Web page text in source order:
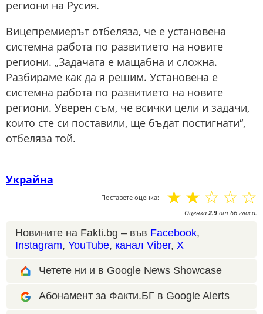
региони на Русия.
Вицепремиерът отбеляза, че е установена
системна работа по развитието на новите
региони. „Задачата е мащабна и сложна.
Разбираме как да я решим. Установена е
системна работа по развитието на новите
региони. Уверен съм, че всички цели и задачи,
които сте си поставили, ще бъдат постигнати“,
отбеляза той.
Украйна
Поставете оценка: ☆
☆
☆
☆
☆
Оценка2.9 от 66 гласа.
Новините на Fakti.bg – във Facebook,
Instagram, YouTube, канал Viber, X
Четете ни и в Google News Showcase
Абонамент за Факти.БГ в Google Alerts